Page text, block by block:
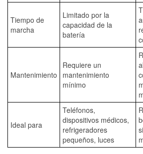
Tiempo de
marcha
Limitado por la
capacidad de la
batería
Mantenimiento
Requiere un
mantenimiento
mínimo
Ideal para
Teléfonos,
dispositivos médicos,
refrigeradores
pequeños, luces